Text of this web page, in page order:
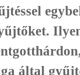
által